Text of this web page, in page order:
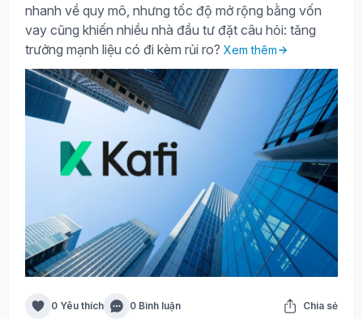
nhanh về quy mô, nhưng tốc độ mở rộng bằng vốn
vay cũng khiến nhiều nhà đầu tư đặt câu hỏi: tăng
trưởng mạnh liệu có đi kèm rủi ro? Xem thêm
0 Yêu thích 0 Bình luận Chia sẻ